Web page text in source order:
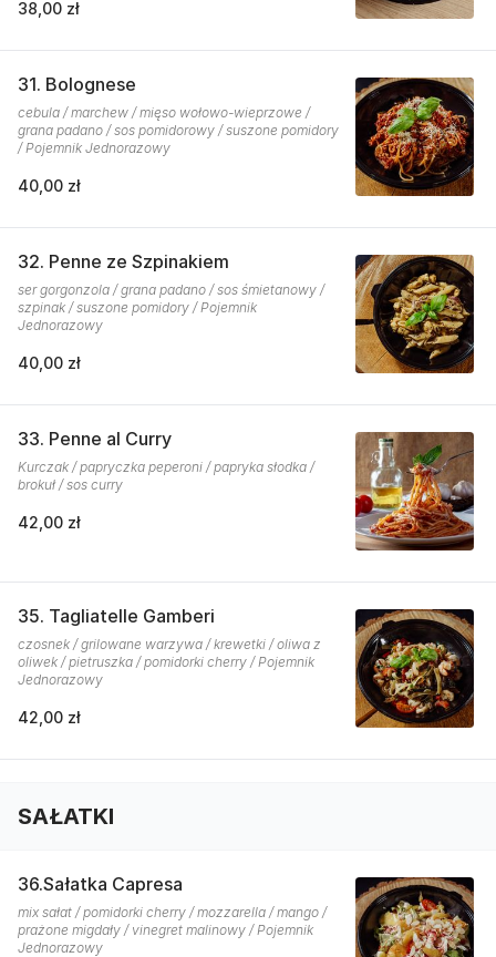
38,00 zł
31. Bolognese
cebula / marchew / mięso wołowo-wieprzowe /
grana padano / sos pomidorowy / suszone pomidory
/ Pojemnik Jednorazowy
40,00 zł
32. Penne ze Szpinakiem
ser gorgonzola / grana padano / sos śmietanowy /
szpinak / suszone pomidory / Pojemnik
Jednorazowy
40,00 zł
33. Penne al Curry
Kurczak / papryczka peperoni / papryka słodka /
brokuł / sos curry
42,00 zł
35. Tagliatelle Gamberi
czosnek / grilowane warzywa / krewetki / oliwa z
oliwek / pietruszka / pomidorki cherry / Pojemnik
Jednorazowy
42,00 zł
SAŁATKI
36.Sałatka Capresa
mix sałat / pomidorki cherry / mozzarella / mango /
prażone migdały / vinegret malinowy / Pojemnik
Jednorazowy